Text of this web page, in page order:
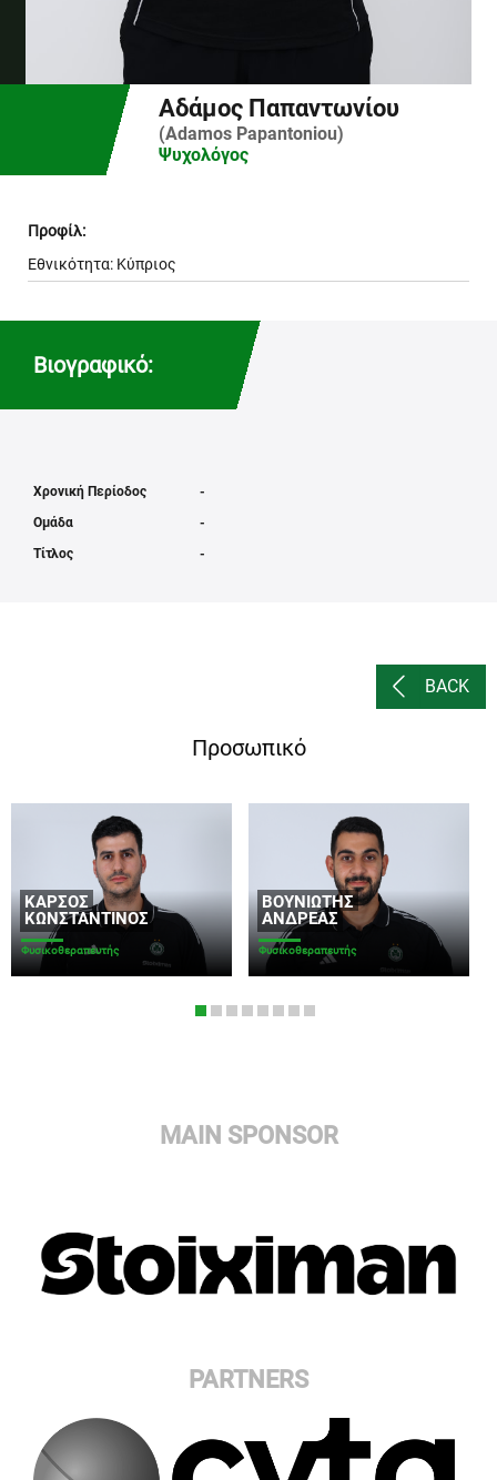
Αδάμος Παπαντωνίου
(Adamos Papantoniou)
Ψυχολόγος
Προφίλ:
Εθνικότητα: Κύπριος
Βιογραφικό:
Χρονική Περίοδος
Ομάδα
Τίτλος
-
-
-
BACK
Προσωπικό
ΚΑΡΣΌΣ
ΚΩΝΣΤΑΝΤΊΝΟΣ
Φυσικοθεραπευτής
ΒΟΥΝΙΏΤΗΣ
ΑΝΔΡΈΑΣ
Φυσικοθεραπευτής
MAIN SPONSOR
PARTNERS